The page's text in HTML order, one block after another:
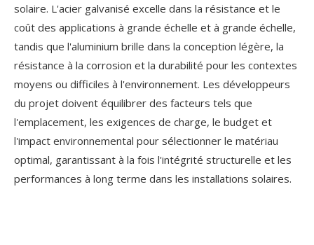
solaire. L'acier galvanisé excelle dans la résistance et le
coût des applications à grande échelle et à grande échelle,
tandis que l'aluminium brille dans la conception légère, la
résistance à la corrosion et la durabilité pour les contextes
moyens ou difficiles à l'environnement. Les développeurs
du projet doivent équilibrer des facteurs tels que
l'emplacement, les exigences de charge, le budget et
l'impact environnemental pour sélectionner le matériau
optimal, garantissant à la fois l'intégrité structurelle et les
performances à long terme dans les installations solaires.